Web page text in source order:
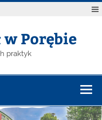
w Porębie
praktyk